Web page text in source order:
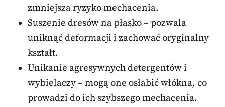
zmniejsza ryzyko mechacenia.
Suszenie dresów na płasko – pozwala
uniknąć deformacji i zachować oryginalny
kształt.
Unikanie agresywnych detergentów i
wybielaczy – mogą one osłabić włókna, co
prowadzi do ich szybszego mechacenia.